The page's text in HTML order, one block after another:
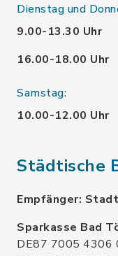
Dienstag und
9.00-13.30 Uhr
16.00-18.00 Uhr
Samstag:
10.00-12.00 Uhr
Städtische
Empfänger:
Sparkasse Bad
DE87 7005 4306